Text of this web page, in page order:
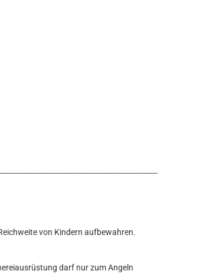
von Kindern aufbewahren.
darf nur zum Angeln